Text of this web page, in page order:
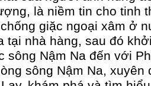
là niềm tin cho tinh
giặc ngoại xâm ở
tại nhà hàng, sau đó
sông Nậm Na đến với
sông Nậm Na, xuyên